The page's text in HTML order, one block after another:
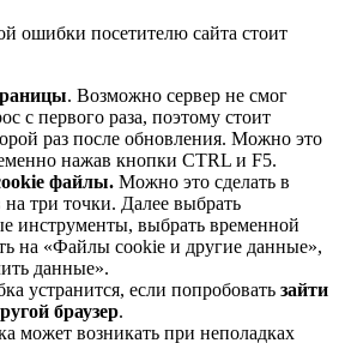
ошибки посетителю сайта стоит
. Возможно сервер не смог
с первого раза, поэтому стоит
раз после обновления. Можно это
нажав кнопки CTRL и F5.
файлы. Можно это сделать в
на три точки. Далее выбрать
инструменты, выбрать временной
на «Файлы cookie и другие данные»,
данные».
устранится, если попробовать зайти
браузер.
может возникать при неполадках